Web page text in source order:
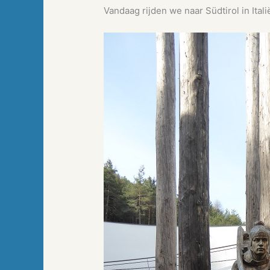
Vandaag rijden we naar Südtirol in